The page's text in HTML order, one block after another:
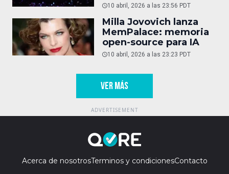
10 abril, 2026 a las 23:56 PDT
Milla Jovovich lanza
MemPalace: memoria
open-source para IA
10 abril, 2026 a las 23:23 PDT
VER MÁS
Acerca de nosotrosTerminos y condicionesContacto